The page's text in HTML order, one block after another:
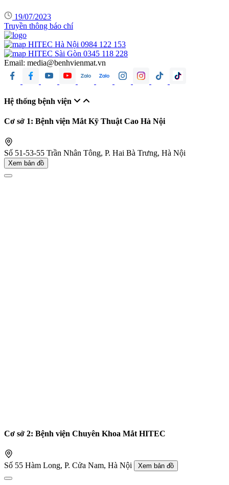
19/07/2023
Truyền thông báo chí
HITEC Hà Nội 0984 122 153
HITEC Sài Gòn 0345 118 228
Email: media@benhvienmat.vn
Hệ thống bệnh viện
Cơ sở 1: Bệnh viện Mắt Kỹ Thuật Cao Hà Nội
Số 51-53-55 Trần Nhân Tông, P. Hai Bà Trưng, Hà Nội
Xem bản đồ
Cơ sở 2: Bệnh viện Chuyên Khoa Mắt HITEC
Số 55 Hàm Long, P. Cửa Nam, Hà Nội Xem bản đồ